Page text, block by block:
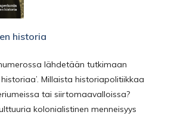
historia
lähdetään tutkimaan
Millaista historiapolitiikkaa
tai siirtomaavalloissa?
kolonialistinen menneisyys